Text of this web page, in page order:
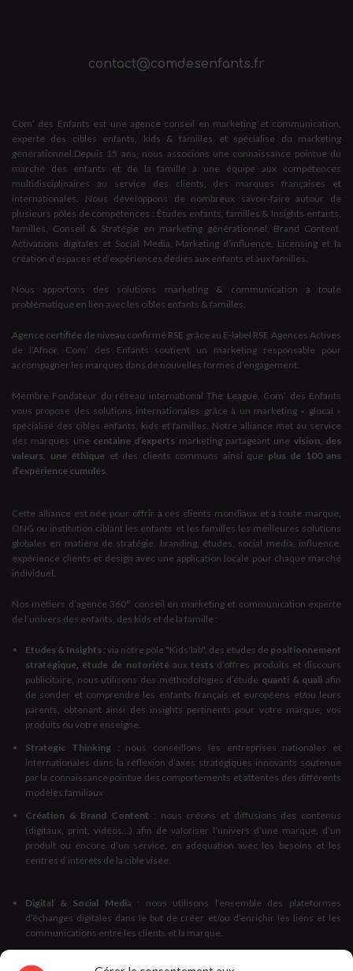
contact@comdesenfants.fr
Com’ des Enfants est une agence conseil en marketing et communication,
experte des cibles enfants, kids & familles et spécialise du marketing
générationnel.Depuis 15 ans, nous associons une connaissance pointue du
marché des enfants et de la famille à une équipe aux compétences
multidisciplinaires au service des clients, des marques françaises et
internationales. Nous développons de nombreux savoir-faire autour de
plusieurs pôles de compétences : Études enfants, familles & Insights enfants,
familles, Conseil & Stratégie en marketing générationnel, Brand Content,
Activations digitales et Social Media, Marketing d’influence, Licensing et la
création d’espaces et d’expériences dédiés aux enfants et aux familles.
Nous apportons des solutions marketing & communication à toute
problématique en lien avec les cibles enfants & familles,
Agence certifiée de niveau confirmé RSE grâce au E-label RSE Agences Actives
de l’Afnor, Com’ des Enfants soutient un marketing responsable pour
accompagner les marques dans de nouvelles formes d’engagement.
Membre Fondateur du réseau internationalThe League , Com’ des Enfants
vous propose des solutions internationales grâce à un marketing « glocal »
spécialisé des cibles enfants, kids et familles. Notre alliance met au service
des marques une centaine d’experts marketing partageant une vision, des
valeurs, une éthique et des clients communs ainsi que plus de 100 ans
d’expérience cumulés
Cette alliance est née pour offrir à ces clients mondiaux et à toute marque,
ONG ou institution ciblant les enfants et les familles les meilleures solutions
globales en matière de stratégie, branding, études, social media, influence,
expérience clients et design avec une application locale pour chaque marché
individuel.
Nos métiers d’agence 360° conseil en marketing et communication experte
de l’univers des enfants, des kids et de la famille :
Etudes & Insights : via notre pôle "Kids'lab", des études de positionnement
stratégique, étude de notoriété auxtests d’offres produits et discours
publicitaire, nous utilisons des méthodologies d’étude quanti & quali afin
de sonder et comprendre les enfants français et européens et/ou leurs
parents, obtenant ainsi des insights pertinents pour votre marque, vos
produits ou votre enseigne.
Strategic Thinking: nous conseillons les entreprises nationales et
internationales dans la réflexion d’axes stratégiques innovants soutenue
par la connaissance pointue des comportements et attentes des différents
modèles familiaux
Création & Brand Content : nous créons et diffusions des contenus
(digitaux, print, vidéos...) afin de valoriser l’univers d’une marque, d’un
produit ou encore d’un service, en adéquation avec les besoins et les
centres d’intérêts de la cible visée.
Digital & Social Media : nous utilisons l’ensemble des plateformes
d’échanges digitales dans le but de créer et/ou d’enrichir les liens et les
communications entre les clients et la marque.